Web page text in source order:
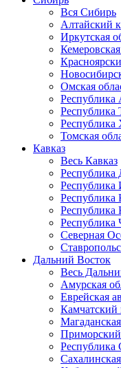
Вся Сибирь
Алтайский
Иркутская
Омская
Республика
Республика
Республика
Томская
Кавказ
Весь Кавказ
Республика
Республика
Республика
Республика
Республика
Северная
Дальний Восток
Весь
Амурская
Еврейская
Камчатский
Республика